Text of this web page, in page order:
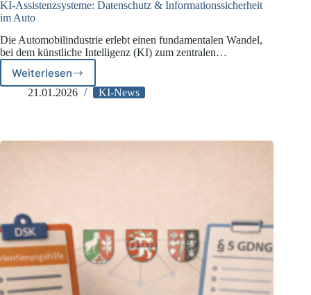
KI-Assistenzsysteme: Datenschutz & Informationssicherheit
im Auto
Die Automobilindustrie erlebt einen fundamentalen Wandel,
bei dem künstliche Intelligenz (KI) zum zentralen…
Weiterlesen
KI-
Assistenzsysteme:
im
21.01.2026 KI-News